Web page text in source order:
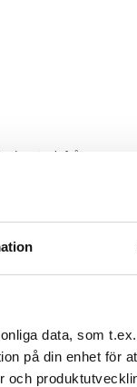
data, som
på din enhet för
bostadsfrågor.
hinner.